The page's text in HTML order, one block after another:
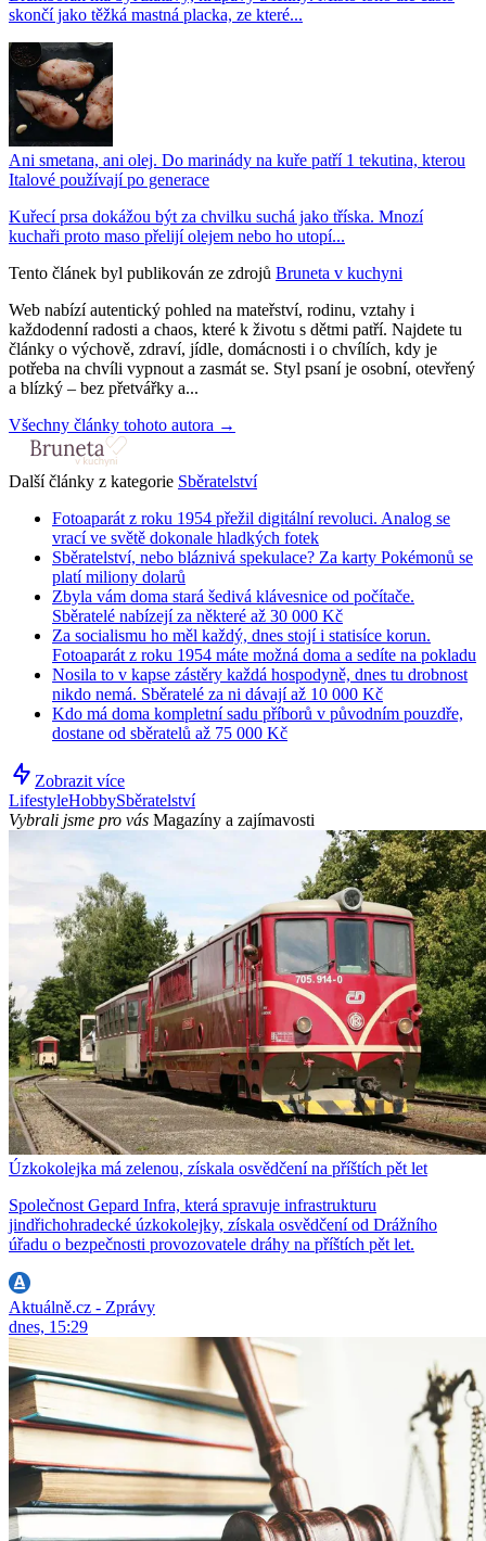
skončí jako těžká mastná placka, ze které...
Ani smetana, ani olej. Do marinády na kuře patří 1 tekutina, kterou
Italové používají po generace
Kuřecí prsa dokážou být za chvilku suchá jako tříska. Mnozí
kuchaři proto maso přelijí olejem nebo ho utopí...
Tento článek byl publikován ze zdrojů Bruneta v kuchyni
Web nabízí autentický pohled na mateřství, rodinu, vztahy i
každodenní radosti a chaos, které k životu s dětmi patří. Najdete tu
články o výchově, zdraví, jídle, domácnosti i o chvílích, kdy je
potřeba na chvíli vypnout a zasmát se. Styl psaní je osobní, otevřený
a blízký – bez přetvářky a...
Všechny články tohoto autora →
Další články z kategorie Sběratelství
Fotoaparát z roku 1954 přežil digitální revoluci. Analog se
vrací ve světě dokonale hladkých fotek
Sběratelství, nebo bláznivá spekulace? Za karty Pokémonů se
platí miliony dolarů
Zbyla vám doma stará šedivá klávesnice od počítače.
Sběratelé nabízejí za některé až 30 000 Kč
Za socialismu ho měl každý, dnes stojí i statisíce korun.
Fotoaparát z roku 1954 máte možná doma a sedíte na pokladu
Nosila to v kapse zástěry každá hospodyně, dnes tu drobnost
nikdo nemá. Sběratelé za ni dávají až 10 000 Kč
Kdo má doma kompletní sadu příborů v původním pouzdře,
dostane od sběratelů až 75 000 Kč
Zobrazit více
LifestyleHobbySběratelství
Vybrali jsme pro vás Magazíny a zajímavosti
Úzkokolejka má zelenou, získala osvědčení na příštích pět let
Společnost Gepard Infra, která spravuje infrastrukturu
jindřichohradecké úzkokolejky, získala osvědčení od Drážního
úřadu o bezpečnosti provozovatele dráhy na příštích pět let.
Aktuálně.cz - Zprávy
dnes, 15:29